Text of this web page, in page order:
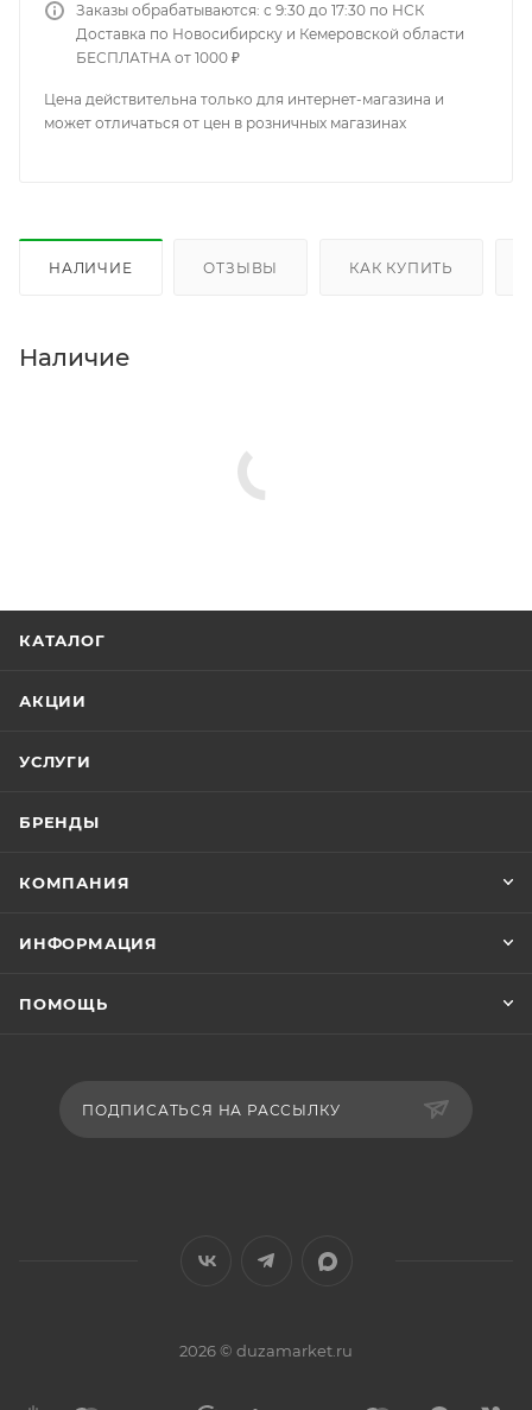
Заказы обрабатываются: с 9:30 до 17:30 по НСК
Доставка по Новосибирску и Кемеровской области
БЕСПЛАТНА от 1000 ₽
Цена действительна только для интернет-магазина и
может отличаться от цен в розничных магазинах
НАЛИЧИЕ ОТЗЫВЫ КАК КУПИТЬ
Наличие
КАТАЛОГ
АКЦИИ
УСЛУГИ
БРЕНДЫ
КОМПАНИЯ
ИНФОРМАЦИЯ
ПОМОЩЬ
ПОДПИСАТЬСЯ НА РАССЫЛКУ
2026 © duzamarket.ru